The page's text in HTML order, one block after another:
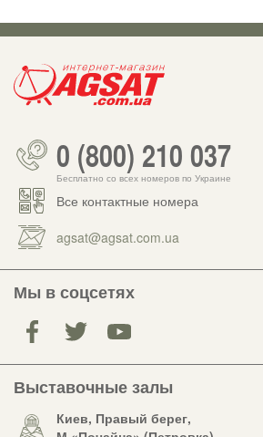
0 (800) 210 037
Бесплатно со всех номеров по Украине
Все контактные номера
agsat@agsat.com.ua
Мы в соцсетях
Выставочные залы
Киев, Правый берег,